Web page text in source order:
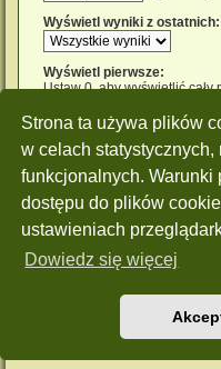
Strona ta używa plików
w celach statystycznych,
funkcjonalnych.
dostępu do plików
ustawieniach
Dowiedz się więcej
Wyświetl wyniki z ostatnich:
Wyświetl pierwsze:
Ustaw 0, aby wyświetlić cały
Style: Green-Style by Joyce&Luna
Zasady ochrony danych osobowych